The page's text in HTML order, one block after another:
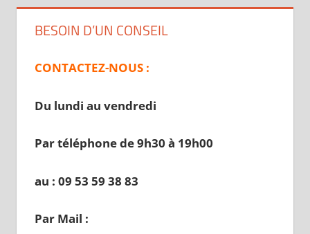
BESOIN D’UN CONSEIL
CONTACTEZ-NOUS :
Du lundi au vendredi
Par téléphone de 9h30 à 19h00
au : 09 53 59 38 83
Par Mail :